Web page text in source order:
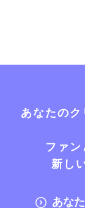
あなたの
ファ
新し
あな